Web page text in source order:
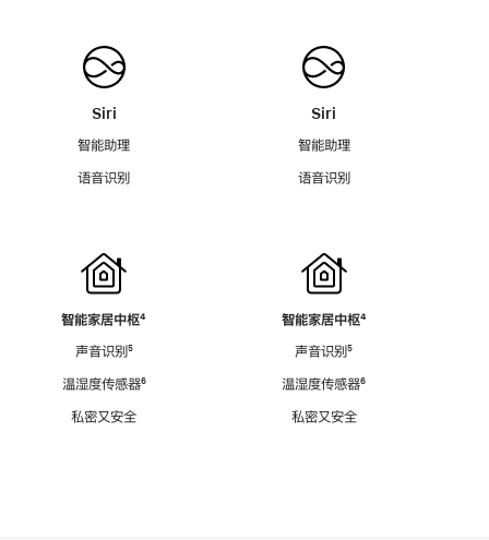
Siri
智能助理
语音识别
智能家居中枢脚
⁴
声音识别脚
⁵
温湿度传感器脚
⁶
私密又安全
Siri
智能助理
语音识别
智能家居中枢脚
⁴
声音识别脚
⁵
温湿度传感器脚
⁶
私密又安全